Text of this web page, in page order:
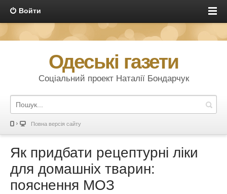
Войти
Одеські газети
Соціальний проект Наталії Бондарчук
Повна версія сайту
Як придбати рецептурні ліки
для домашніх тварин:
пояснення МОЗ